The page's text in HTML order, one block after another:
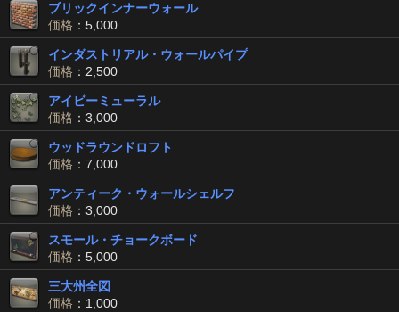
ブリックインナーウォール
価格 ：5,000
インダストリアル・ウォールパイプ
価格 ：2,500
アイビーミューラル
価格 ：3,000
ウッドラウンドロフト
価格 ：7,000
アンティーク・ウォールシェルフ
価格 ：3,000
スモール・チョークボード
価格 ：5,000
三大州全図
価格 ：1,000